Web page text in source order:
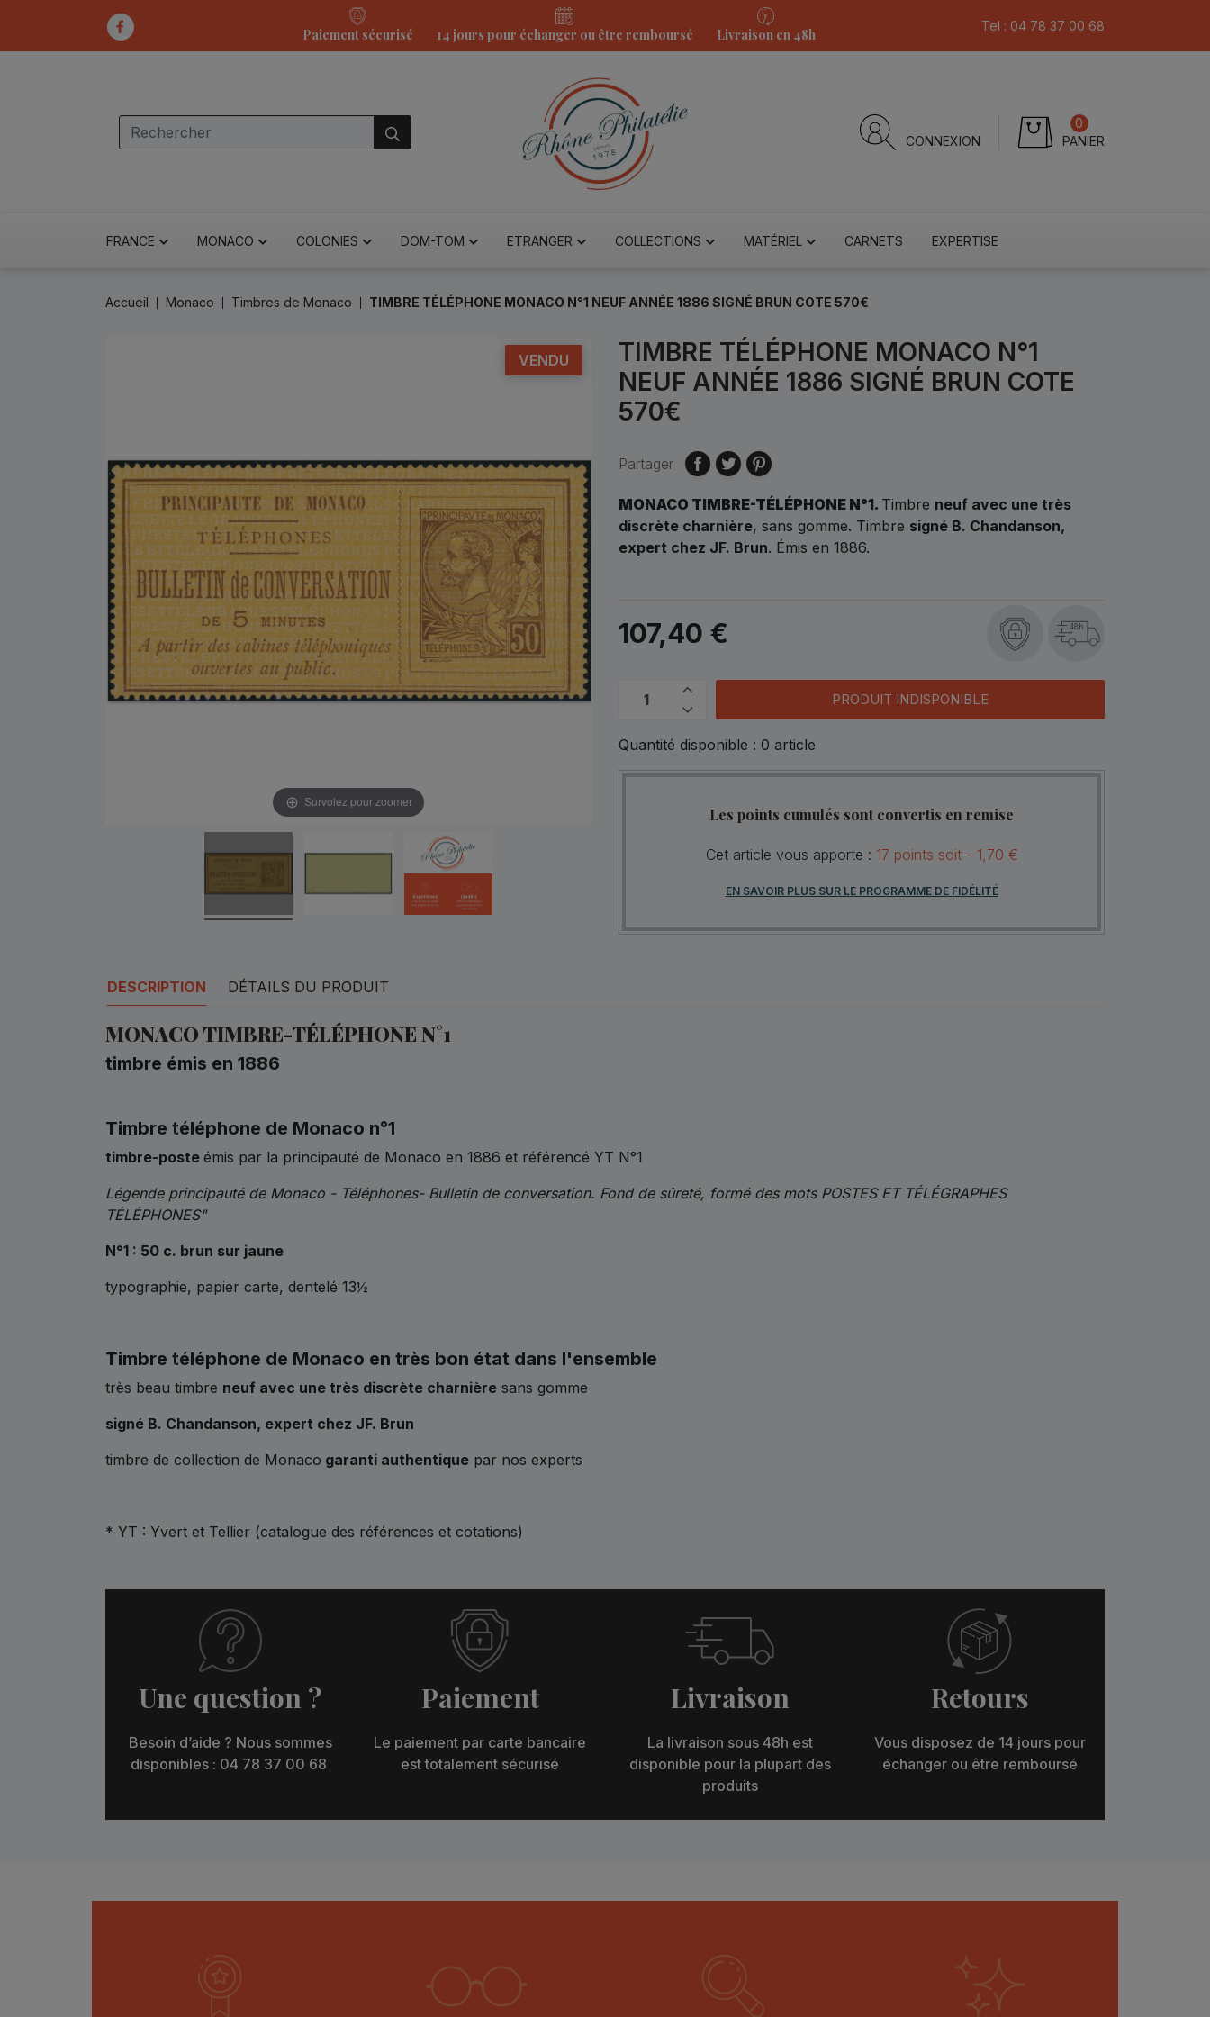
Paiement sécurisé 14 jours pour échanger ou être remboursé Livraison en 48h
Tel : 04 78 37 00 68
CONNEXION PANIER
0
FRANCE MONACO COLONIES DOM-TOM ETRANGER COLLECTIONS MATÉRIEL CARNETS EXPERTISE
Accueil Monaco Timbres de Monaco TIMBRE TÉLÉPHONE MONACO N°1 NEUF ANNÉE 1886 SIGNÉ BRUN COTE 570€
VENDU
Survolez pour zoomer
TIMBRE TÉLÉPHONE MONACO N°1
NEUF ANNÉE 1886 SIGNÉ BRUN COTE
570€
Partager
MONACO TIMBRE-TÉLÉPHONE N°1. Timbre neuf avec une très
discrète charnière, sans gomme. Timbre signé B. Chandanson,
expert chez JF. Brun. Émis en 1886.
107,40 € 48h
PRODUIT INDISPONIBLE
Quantité disponible : 0 article
Les points cumulés sont convertis en remise
Cet article vous apporte : 17 points soit - 1,70 €
EN SAVOIR PLUS SUR LE PROGRAMME DE FIDÉLITÉ
DESCRIPTION DÉTAILS DU PRODUIT
MONACO TIMBRE-TÉLÉPHONE N°1
timbre émis en 1886
Timbre téléphone de Monaco n°1
timbre-poste émis par la principauté de Monaco en 1886 et référencé YT N°1
Légende principauté de Monaco - Téléphones- Bulletin de conversation. Fond de sûreté, formé des mots POSTES ET TÉLÉGRAPHES
TÉLÉPHONES"
N°1 : 50 c. brun sur jaune
typographie, papier carte, dentelé 13½
Timbre téléphone de Monaco en très bon état dans l'ensemble
très beau timbre neuf avec une très discrète charnière sans gomme
signé B. Chandanson, expert chez JF. Brun
timbre de collection de Monaco garanti authentique par nos experts
* YT : Yvert et Tellier (catalogue des références et cotations)
Une question ?
Besoin d’aide ? Nous sommes
disponibles : 04 78 37 00 68
Paiement
Le paiement par carte bancaire
est totalement sécurisé
Livraison
La livraison sous 48h est
disponible pour la plupart des
produits
Retours
Vous disposez de 14 jours pour
échanger ou être remboursé